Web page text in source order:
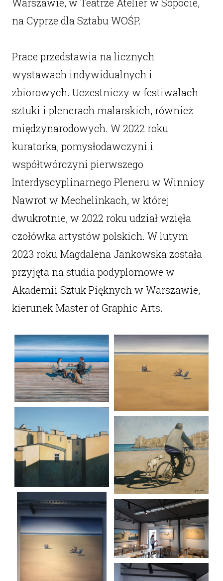
na Cyprze dla Sztabu WOŚP.
Prace przedstawia na licznych
wystawach indywidualnych i
zbiorowych. Uczestniczy w festiwalach
sztuki i plenerach malarskich, również
międzynarodowych. W 2022 roku
kuratorka, pomysłodawczyni i
współtwórczyni pierwszego
Interdyscyplinarnego Pleneru w Winnicy
Nawrot w Mechelinkach, w której
dwukrotnie, w 2022 roku udział wzięła
czołówka artystów polskich. W lutym
2023 roku Magdalena Jankowska została
przyjęta na studia podyplomowe w
Akademii Sztuk Pięknych w Warszawie,
kierunek Master of Graphic Arts.